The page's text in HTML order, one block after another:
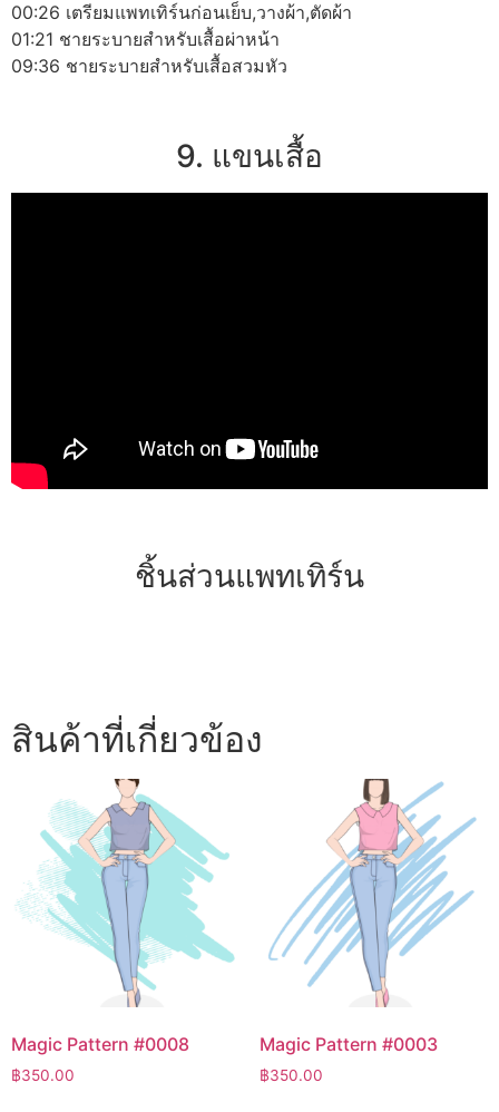
00:26 เตรียมแพทเทิร์นก่อนเย็บ,วางผ้า,ตัดผ้า
01:21 ชายระบายสำหรับเสื้อผ่าหน้า
09:36 ชายระบายสำหรับเสื้อสวมหัว
9. แขนเสื้อ
ชิ้นส่วนแพทเทิร์น
สินค้าที่เกี่ยวข้อง
Magic Pattern #0008
฿350.00
Magic Pattern #0003
฿350.00